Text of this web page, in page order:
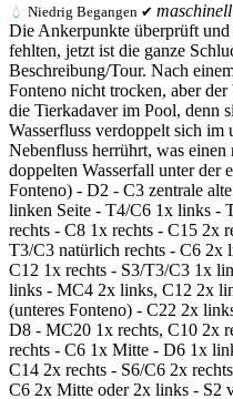
💧 Niedrig Begangen ✔
Die Ankerpunkte überprüft
fehlten, jetzt ist die ganze
Beschreibung/Tour. Nach
Fonteno nicht trocken, aber
die Tierkadaver im Pool, denn
Wasserfluss verdoppelt sich im
Nebenfluss herrührt, was
doppelten Wasserfall unter der
Fonteno) - D2 - C3 zentrale
linken Seite - T4/C6 1x links -
rechts - C8 1x rechts - C15 2x
T3/C3 natürlich rechts - C6
C12 1x rechts - S3/T3/C3 1x
links - MC4 2x links, C12 2x
(unteres Fonteno) - C22 2x
D8 - MC20 1x rechts, C10 2x
rechts - C6 1x Mitte - D6 1x
C14 2x rechts - S6/C6 2x
C6 2x Mitte oder 2x links - S2